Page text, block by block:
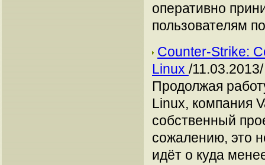
оперативно
пользователям
Counter-Strike:
Linux /11.03.2013/
Продолжая
Linux, компания
собственный
сожалению, это
идёт о куда